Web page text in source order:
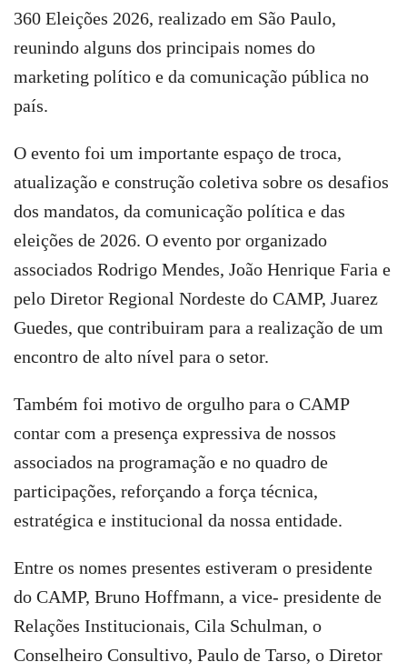
360 Eleições 2026, realizado em São Paulo,
reunindo alguns dos principais nomes do
marketing político e da comunicação pública no
país.
O evento foi um importante espaço de troca,
atualização e construção coletiva sobre os desafios
dos mandatos, da comunicação política e das
eleições de 2026. O evento por organizado
associados Rodrigo Mendes, João Henrique Faria e
pelo Diretor Regional Nordeste do CAMP, Juarez
Guedes, que contribuiram para a realização de um
encontro de alto nível para o setor.
Também foi motivo de orgulho para o CAMP
contar com a presença expressiva de nossos
associados na programação e no quadro de
participações, reforçando a força técnica,
estratégica e institucional da nossa entidade.
Entre os nomes presentes estiveram o presidente
do CAMP, Bruno Hoffmann, a vice- presidente de
Relações Institucionais, Cila Schulman, o
Conselheiro Consultivo, Paulo de Tarso, o Diretor